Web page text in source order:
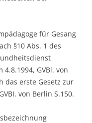
für Gesang
§10 Abs. 1 des
4.8.1994, GVBl. von
das erste Gesetz zur
von Berlin S.150.